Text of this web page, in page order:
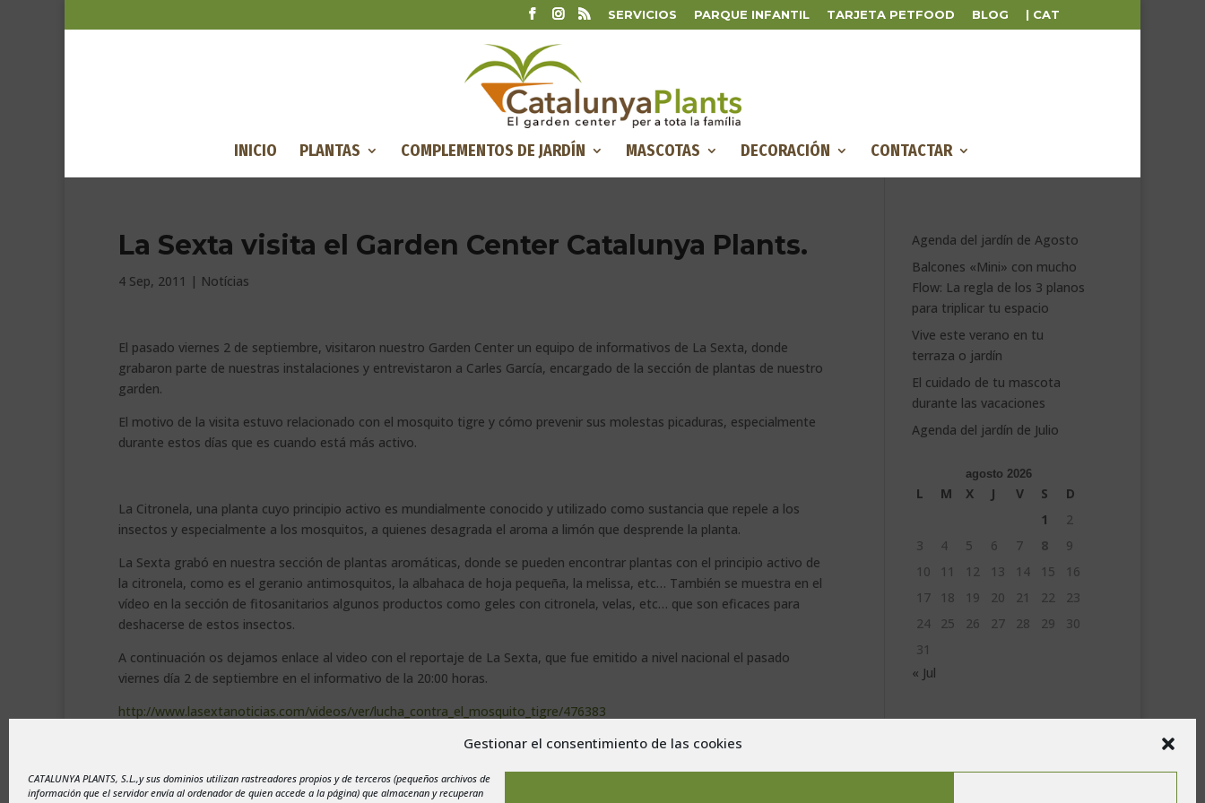
Gestionar el consentimiento de las cookies
CATALUNYA PLANTS, S.L.,y sus dominios utilizan rastreadores propios y de terceros (pequeños archivos de
información que el servidor envía al ordenador de quien accede a la página) que almacenan y recuperan
SERVICIOS PARQUE INFANTIL TARJETA PETFOOD BLOG | CAT
INICIO PLANTAS COMPLEMENTOS DE JARDÍN MASCOTAS DECORACIÓN CONTACTAR
La Sexta visita el Garden Center Catalunya Plants.
4 Sep, 2011 | Notícias
El pasado viernes 2 de septiembre, visitaron nuestro Garden Center un equipo de informativos de La Sexta, donde
grabaron parte de nuestras instalaciones y entrevistaron a Carles García, encargado de la sección de plantas de nuestro
garden.
El motivo de la visita estuvo relacionado con el mosquito tigre y cómo prevenir sus molestas picaduras, especialmente
durante estos días que es cuando está más activo.
La Citronela, una planta cuyo principio activo es mundialmente conocido y utilizado como sustancia que repele a los
insectos y especialmente a los mosquitos, a quienes desagrada el aroma a limón que desprende la planta.
La Sexta grabó en nuestra sección de plantas aromáticas, donde se pueden encontrar plantas con el principio activo de
la citronela, como es el geranio antimosquitos, la albahaca de hoja pequeña, la melissa, etc… También se muestra en el
vídeo en la sección de fitosanitarios algunos productos como geles con citronela, velas, etc… que son eficaces para
deshacerse de estos insectos.
A continuación os dejamos enlace al video con el reportaje de La Sexta, que fue emitido a nivel nacional el pasado
viernes día 2 de septiembre en el informativo de la 20:00 horas.
http://www.lasextanoticias.com/videos/ver/lucha_contra_el_mosquito_tigre/476383
Agenda del jardín de Agosto
Balcones «Mini» con mucho
Flow: La regla de los 3 planos
para triplicar tu espacio
Vive este verano en tu
terraza o jardín
El cuidado de tu mascota
durante las vacaciones
Agenda del jardín de Julio
agosto 2026
L M X J V S
D
1
2
3
4 5 6 7 8
9
10
11 12 13 14 15
16
17
18 19 20 21 22
23
24
25 26 27 28 29
30
31
« Jul